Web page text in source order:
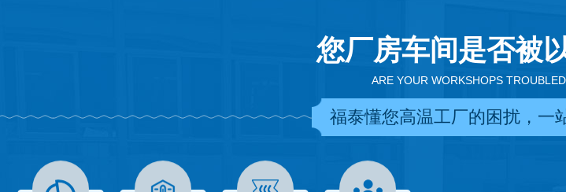
您厂房车间是否被
ARE YOUR WORKSHOPS
福泰懂您高温工厂的困扰，一